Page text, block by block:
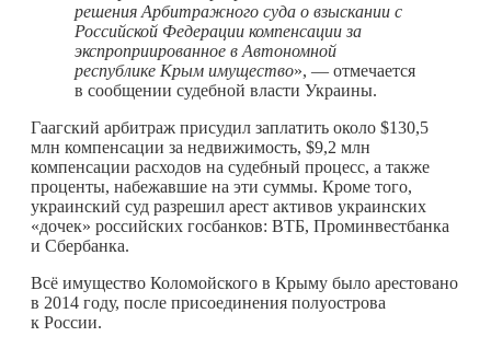
решения Арбитражного суда о взыскании с
Российской Федерации компенсации за
экспроприированное в Автономной
республике Крым имущество», — отмечается
в сообщении судебной власти Украины.
Гаагский арбитраж присудил заплатить около $130,5
млн компенсации за недвижимость, $9,2 млн
компенсации расходов на судебный процесс, а также
проценты, набежавшие на эти суммы. Кроме того,
украинский суд разрешил арест активов украинских
«дочек» российских госбанков: ВТБ, Проминвестбанка
и Сбербанка.
Всё имущество Коломойского в Крыму было арестовано
в 2014 году, после присоединения полуострова
к России.